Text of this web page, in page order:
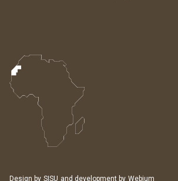
Design by SISU and development by Webium